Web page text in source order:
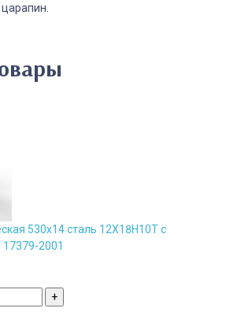
530х14 сталь 12Х18Н10Т с
2001
+